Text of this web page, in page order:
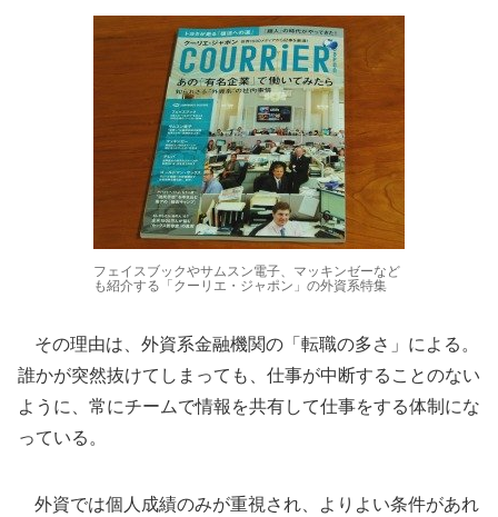
フェイスブックやサムスン電子、マッキンゼーなど
も紹介する「クーリエ・ジャポン」の外資系特集
その理由は、外資系金融機関の「転職の多さ」による。
誰かが突然抜けてしまっても、仕事が中断することのない
ように、常にチームで情報を共有して仕事をする体制にな
っている。
外資では個人成績のみが重視され、よりよい条件があれ